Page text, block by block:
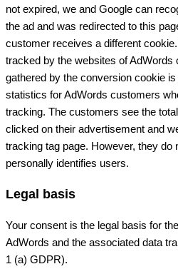
not expired, we and Google can
the ad and was redirected to this
customer receives a different
tracked by the websites of
gathered by the conversion cookie
statistics for AdWords customers
tracking. The customers see the
clicked on their advertisement and
tracking tag page. However, they do
personally identifies users.
Legal basis
Your consent is the legal basis for
AdWords and the associated data
1 (a) GDPR).